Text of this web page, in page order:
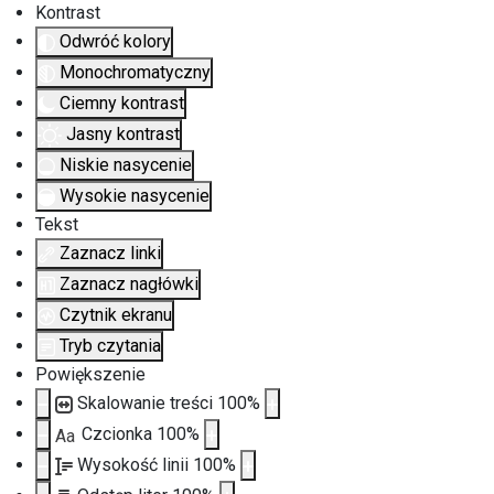
Kontrast
Odwróć kolory
Monochromatyczny
Ciemny kontrast
Jasny kontrast
Niskie nasycenie
Wysokie nasycenie
Tekst
Zaznacz linki
Zaznacz nagłówki
Czytnik ekranu
Tryb czytania
Powiększenie
Skalowanie treści 100%
Aa Czcionka 100%
Wysokość linii 100%